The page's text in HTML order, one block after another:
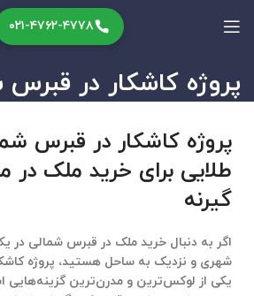
۰۲۱-۴۷۶۲-۴۷۷۸
پروژه کاشکار در
پروژه کاشکار در قبرس
طلایی برای خرید ملک در
گیرنه
اگر به دنبال خرید ملک در قبرس شمالی در
شهری و نزدیک به ساحل هستید، پروژه
یکی از لوکس‌ترین و مدرن‌ترین گزینه‌هایی